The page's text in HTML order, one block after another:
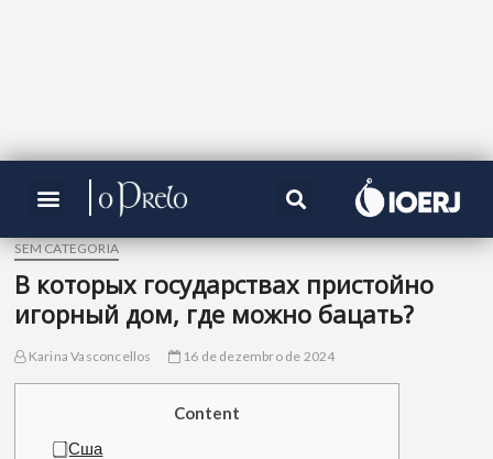
SEM CATEGORIA
В которых государствах пристойно
игорный дом, где можно бацать?
Karina Vasconcellos 16 de dezembro de 2024
Content
⃣ Сша